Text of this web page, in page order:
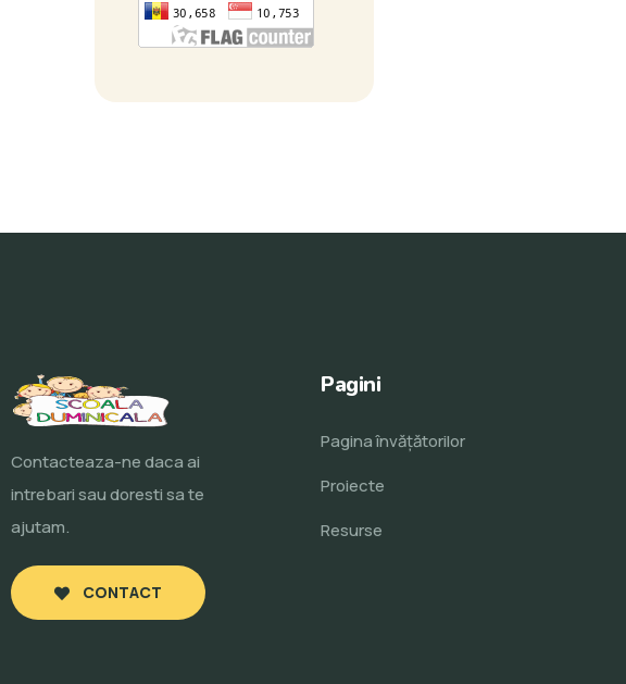
Contacteaza-ne daca ai
intrebari sau doresti sa te
ajutam.
CONTACT
Pagini
Pagina învăţătorilor
Proiecte
Resurse